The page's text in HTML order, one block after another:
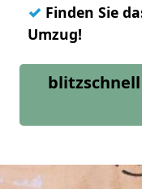
✓ Finden Sie
Umzug!